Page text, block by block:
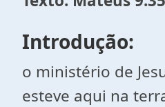
Introdução:
o ministério de
esteve aqui na